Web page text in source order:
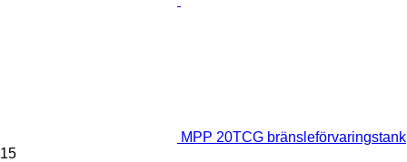
MPP 20TCG bränsleförvaringstank
15